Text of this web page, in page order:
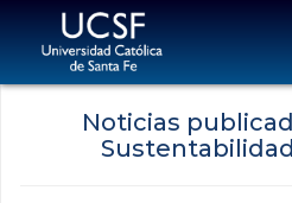
Noticias